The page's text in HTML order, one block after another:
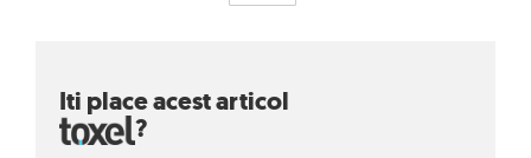
Iti place acest articol
?